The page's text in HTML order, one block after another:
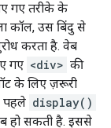
गए तरीके के
कॉल, उस बिंदु से
करता है. वेब
गए <div> की
के लिए ज़रूरी
पहले display()
हो सकती है. इससे